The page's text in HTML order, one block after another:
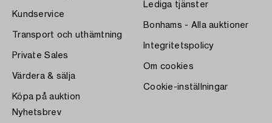
Kundservice
Transport och uthämtning
Private Sales
Värdera & sälja
Köpa på auktion
Lediga tjänster
Bonhams - Alla auktioner
Integritetspolicy
Om cookies
Cookie-inställningar
Nyhetsbrev